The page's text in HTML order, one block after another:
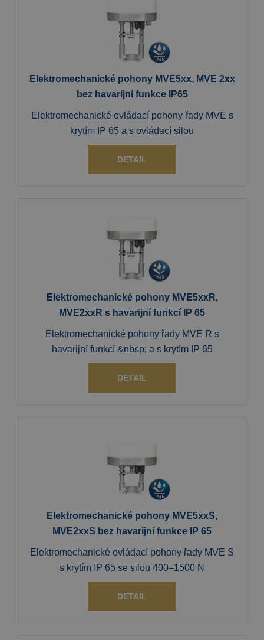
Elektromechanické pohony MVE5xx, MVE 2xx
bez havarijní funkce IP65
Elektromechanické ovládací pohony řady MVE s
krytím IP 65 a s ovládací silou
DETAIL
Elektromechanické pohony MVE5xxR,
MVE2xxR s havarijní funkcí IP 65
Elektromechanické pohony řady MVE R s
havarijní funkcí &nbsp; a s krytím IP 65
DETAIL
Elektromechanické pohony MVE5xxS,
MVE2xxS bez havarijní funkce IP 65
Elektromechanické ovládací pohony řady MVE S
s krytím IP 65 se silou 400–1500 N
DETAIL